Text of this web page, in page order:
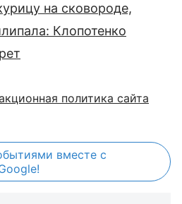
на сковороде,
Клопотенко
политика сайта
вместе с